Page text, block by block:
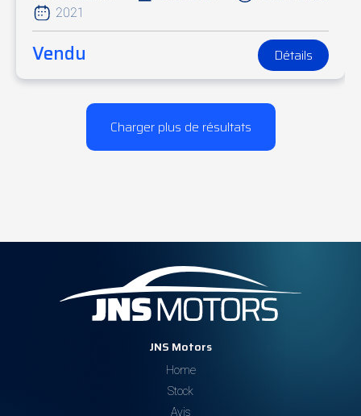
2021
Vendu Détails
Charger plus de résultats
JNS Motors
Home
Stock
Avis